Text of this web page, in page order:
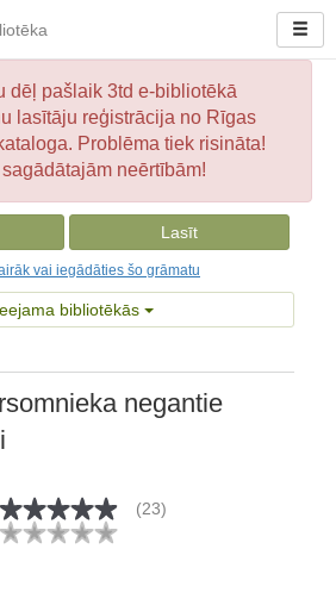
dēļ pašlaik 3td e-bibliotēkā
lasītāju reģistrācija no Rīgas
Problēma tiek risināta!
neērtībām!
Lasīt
vai iegādāties šo grāmatu
bibliotēkās
negantie
(23)